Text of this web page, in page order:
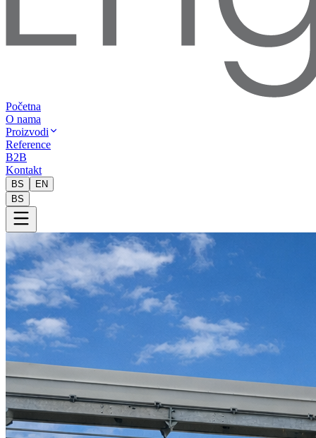
Početna
O nama
Proizvodi
Reference
B2B
Kontakt
BS
EN
BS